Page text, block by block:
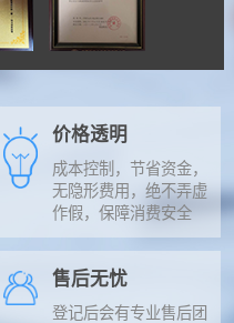
价格透明
成本控制，节省资金，
无隐形费用，绝不弄虚
作假，保障消费安全
售后无忧
登记后会有专业售后团